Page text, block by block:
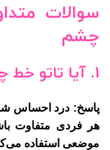
سوالات
چشم
1. آیا تاتو خط چشم دردناک است؟
پاسخ: درد احساس
هر فردی متفاوت
موضعی استفاده